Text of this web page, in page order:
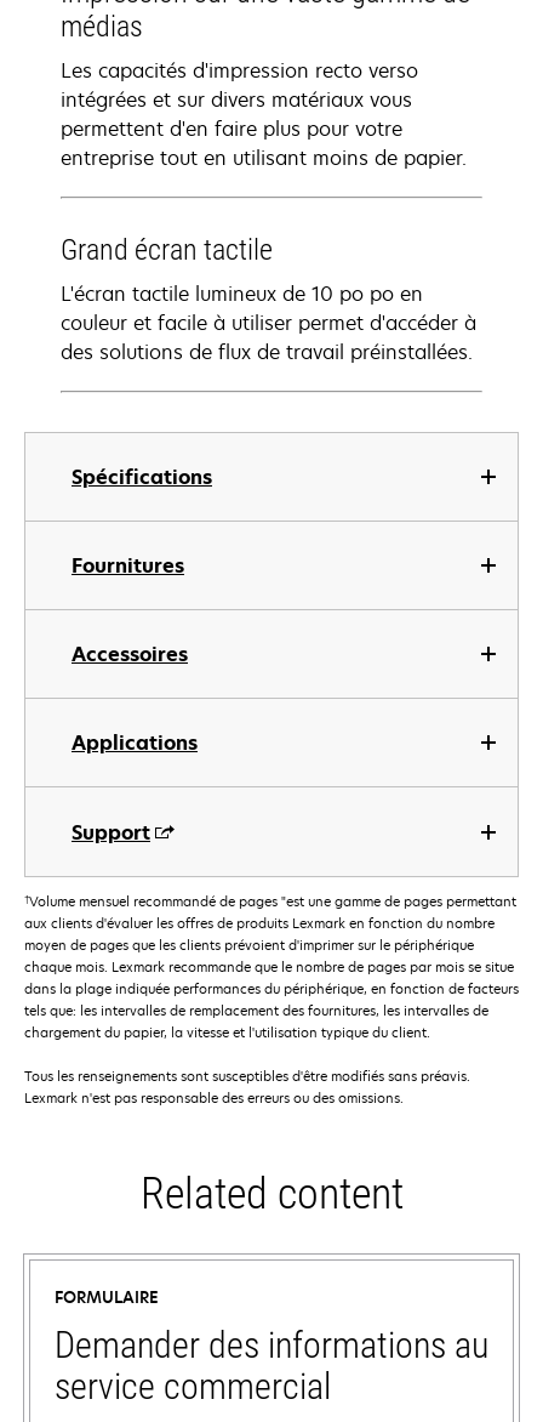
Spécifications
Fournitures
Accessoires
Applications
Support
médias
Les capacités d'impression recto verso
intégrées et sur divers matériaux vous
permettent d'en faire plus pour votre
entreprise tout en utilisant moins de papier.
Grand écran tactile
L'écran tactile lumineux de 10 po po en
couleur et facile à utiliser permet d'accéder à
des solutions de flux de travail préinstallées.
†Volume mensuel recommandé de pages "est une gamme de pages permettant
aux clients d'évaluer les offres de produits Lexmark en fonction du nombre
moyen de pages que les clients prévoient d'imprimer sur le périphérique
chaque mois. Lexmark recommande que le nombre de pages par mois se situe
dans la plage indiquée performances du périphérique, en fonction de facteurs
tels que: les intervalles de remplacement des fournitures, les intervalles de
chargement du papier, la vitesse et l'utilisation typique du client.
Tous les renseignements sont susceptibles d'être modifiés sans préavis.
Lexmark n'est pas responsable des erreurs ou des omissions.
Related content
FORMULAIRE
Demander des informations au
service commercial